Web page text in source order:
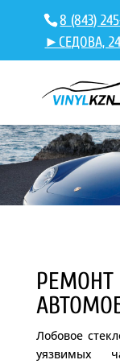
8 (843)
►СЕДОВА,
РЕМОНТ
Лобовое
уязвимых